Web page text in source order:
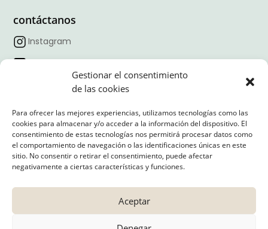
Gestionar el consentimiento
de las cookies
Para ofrecer las mejores experiencias, utilizamos tecnologías como las
cookies para almacenar y/o acceder a la información del dispositivo. El
consentimiento de estas tecnologías nos permitirá procesar datos como
el comportamiento de navegación o las identificaciones únicas en este
sitio. No consentir o retirar el consentimiento, puede afectar
negativamente a ciertas características y funciones.
Aceptar
contáctanos
Instagram
Facebook
Linkedin
Horario:09:00 – 18:00
Correo:contacto@nexointeriores.com
Dirección:
Nave 3, Alcobendas (Madrid, 28108)